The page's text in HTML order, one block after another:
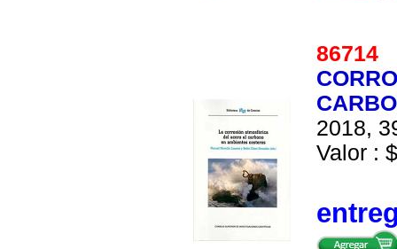
86714
2018,
Valor :